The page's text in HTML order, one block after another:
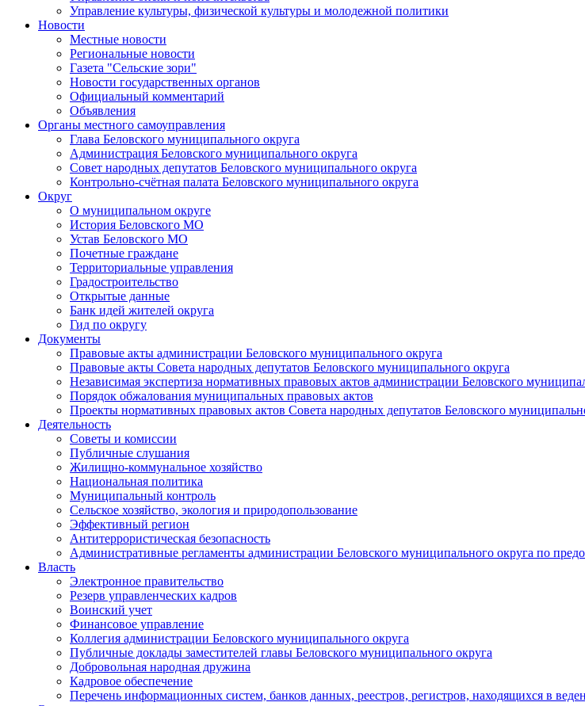
Управление культуры, физической культуры и молодежной политики
Новости
Местные новости
Региональные новости
Газета "Сельские зори"
Новости государственных органов
Официальный комментарий
Объявления
Органы местного самоуправления
Глава Беловского муниципального округа
Администрация Беловского муниципального округа
Совет народных депутатов Беловского муниципального округа
Контрольно-счётная палата Беловского муниципального округа
Округ
О муниципальном округе
История Беловского МО
Устав Беловского МО
Почетные граждане
Территориальные управления
Градостроительство
Открытые данные
Банк идей жителей округа
Гид по округу
Документы
Правовые акты администрации Беловского муниципального округа
Правовые акты Совета народных депутатов Беловского муниципального округа
Независимая экспертиза нормативных правовых актов администрации Беловского
Порядок обжалования муниципальных правовых актов
Проекты нормативных правовых актов Совета народных депутатов Беловского
Деятельность
Советы и комиссии
Публичные слушания
Жилищно-коммунальное хозяйство
Национальная политика
Муниципальный контроль
Сельское хозяйство, экология и природопользование
Эффективный регион
Антитеррористическая безопасность
Административные регламенты администрации Беловского муниципального округа по
Власть
Электронное правительство
Резерв управленческих кадров
Воинский учет
Финансовое управление
Коллегия администрации Беловского муниципального округа
Публичные доклады заместителей главы Беловского муниципального округа
Добровольная народная дружина
Кадровое обеспечение
Перечень информационных систем, банков данных, реестров, регистров, находящихся в